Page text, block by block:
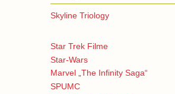
Skyline Triology
Star Trek Filme
Star-Wars
Marvel „The Infinity Saga“
SPUMC